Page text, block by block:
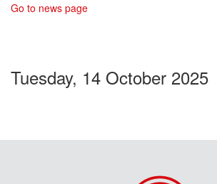
Go to news page
Tuesday, 14 October 2025